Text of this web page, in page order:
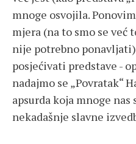
mnoge osvojila.
mjera (na to smo se
nije potrebno
posjećivati predstave -
nadajmo se „Povratak“
apsurda koja mnoge nas
nekadašnje slavne